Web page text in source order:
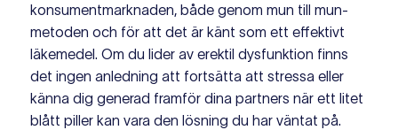
konsumentmarknaden, både genom mun till mun-
metoden och för att det är känt som ett effektivt
läkemedel. Om du lider av erektil dysfunktion finns
det ingen anledning att fortsätta att stressa eller
känna dig generad framför dina partners när ett litet
blått piller kan vara den lösning du har väntat på.